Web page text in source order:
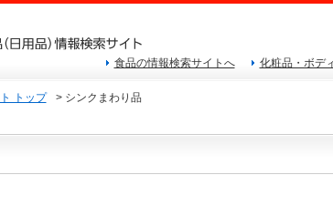
食品の情報検索サイトへ 化粧品・ボデ
トップ > シンクまわり品